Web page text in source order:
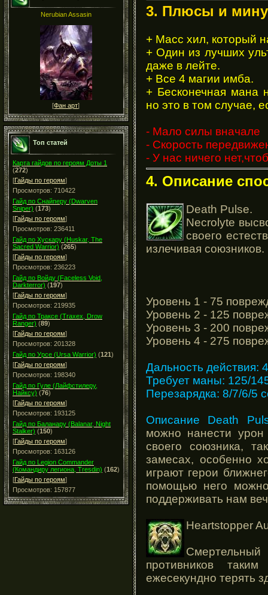
Nerubian Assasin
[Фан арт]
Топ статей
Карта гайдов по героям Доты 1
(272)
[Гайды по героям]
Просмотров: 710422
Гайд по Снайперу (Dwarven
Sniper) (173)
[Гайды по героям]
Просмотров: 236411
Гайд по Хускару (Huskar, The
Sacred Warrior) (265)
[Гайды по героям]
Просмотров: 236223
Гайд по Войду (Faceless Void,
Darkterror) (197)
[Гайды по героям]
Просмотров: 219935
Гайд по Траксе (Traxex, Drow
Ranger) (89)
[Гайды по героям]
Просмотров: 201328
Гайд по Урсе (Ursa Warrior) (121)
[Гайды по героям]
Просмотров: 198340
Гайд по Гуле (Лайфстилеру,
Найксу) (76)
[Гайды по героям]
Просмотров: 193125
Гайд по Баланару (Balanar, Night
Stalker) (150)
[Гайды по героям]
Просмотров: 163126
Гайд по Legion Commander
(Командиру легиона, Tresdin) (162)
[Гайды по героям]
Просмотров: 157877
3. Плюсы и
+ Масс хил, который
+ Один из лучших
даже в лейте.
+ Все 4 магии имба.
+ Бесконечная мана
но это в том случае,
- Мало силы вначале
- Скорость
- У нас ничего
4. Описание
Death Pulse.
Necrolyte
своего
излечивая союзников.
Уровень 1 - 75
Уровень 2 - 125
Уровень 3 - 200
Уровень 4 - 275
Дальность действия:
Требует маны: 125/
Перезарядка: 8/7/6/5
Описание Death
можно нанести урон
своего союзника,
замесах, особенно
играют герои
помощью него
поддерживать нам
Heartstopper
противников
ежесекундно терять